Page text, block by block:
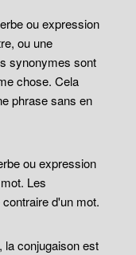
ou expression
ou une
synonymes sont
chose. Cela
phrase sans en
ou expression
Les
d'un mot.
la conjugaison est